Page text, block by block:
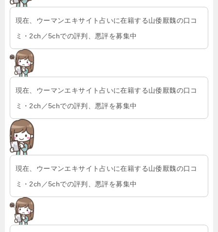
現在、ウーマンエキサイト占いに在籍する山倭厭魏の口コ
ミ・2ch／5chでの評判、悪評を募集中
現在、ウーマンエキサイト占いに在籍する山倭厭魏の口コ
ミ・2ch／5chでの評判、悪評を募集中
現在、ウーマンエキサイト占いに在籍する山倭厭魏の口コ
ミ・2ch／5chでの評判、悪評を募集中